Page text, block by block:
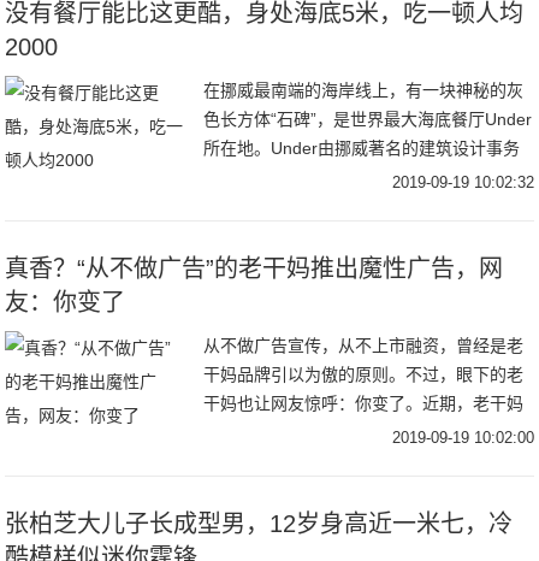
没有餐厅能比这更酷，身处海底5米，吃一顿人均
2000
在挪威最南端的海岸线上，有一块神秘的灰
色长方体“石碑”，是世界最大海底餐厅Under
所在地。Under由挪威著名的建筑设计事务
所Snøhetta 操刀设计。建筑内底部还有一整
2019-09-19 10:02:32
真香？“从不做广告”的老干妈推出魔性广告，网
友：你变了
从不做广告宣传，从不上市融资，曾经是老
干妈品牌引以为傲的原则。不过，眼下的老
干妈也让网友惊呼：你变了。近期，老干妈
凭借一则魔性十足的广告走红网络。不仅如
2019-09-19 10:02:00
张柏芝大儿子长成型男，12岁身高近一米七，冷